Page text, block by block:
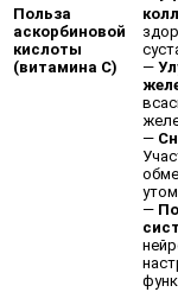
Польза
аскорбиновой
кислоты
(витамина С)
—
—
—